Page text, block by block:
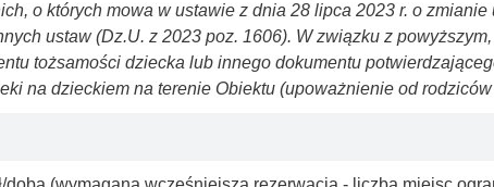
o których mowa w ustawie z dnia 28 lipca 2023 r. o
ustaw (Dz.U. z 2023 poz. 1606). W związku z
tożsamości dziecka lub innego dokumentu
na dzieckiem na terenie Obiektu (upoważnienie od